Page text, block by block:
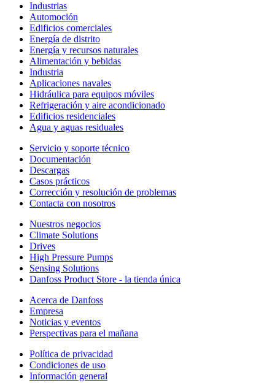
Industrias
Automoción
Edificios comerciales
Energía de distrito
Energía y recursos naturales
Alimentación y bebidas
Industria
Aplicaciones navales
Hidráulica para equipos móviles
Refrigeración y aire acondicionado
Edificios residenciales
Agua y aguas residuales
Servicio y soporte técnico
Documentación
Descargas
Casos prácticos
Corrección y resolución de problemas
Contacta con nosotros
Nuestros negocios
Climate Solutions
Drives
High Pressure Pumps
Sensing Solutions
Danfoss Product Store - la tienda única
Acerca de Danfoss
Empresa
Noticias y eventos
Perspectivas para el mañana
Política de privacidad
Condiciones de uso
Información general